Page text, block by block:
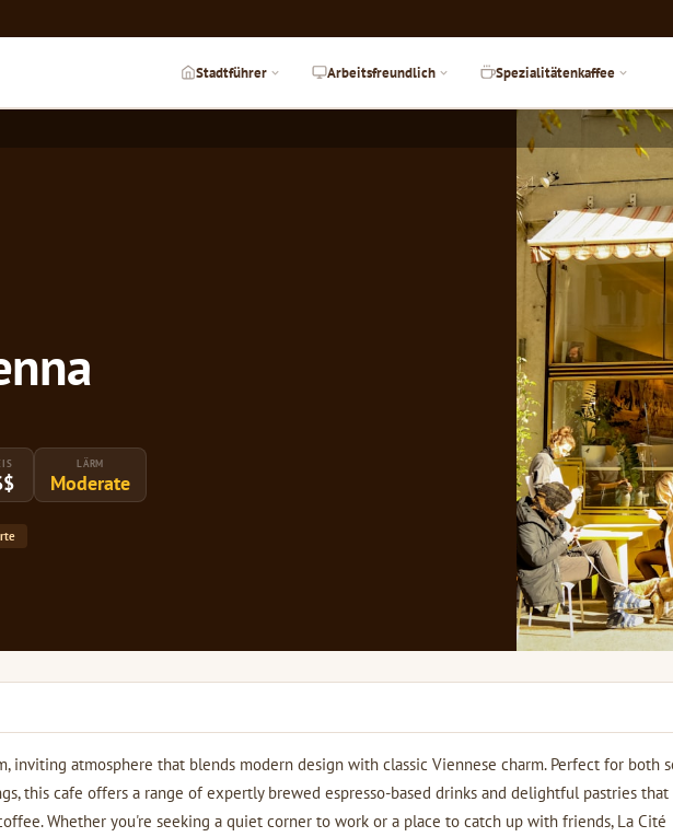
Stadtführer Arbeitsfreundlich Spezialitätenkaffee
LÄRM
Moderate
inviting atmosphere that blends modern design with classic Viennese charm. Perfect for both
this cafe offers a range of expertly brewed espresso-based drinks and delightful pastries that
Whether you're seeking a quiet corner to work or a place to catch up with friends, La Cité